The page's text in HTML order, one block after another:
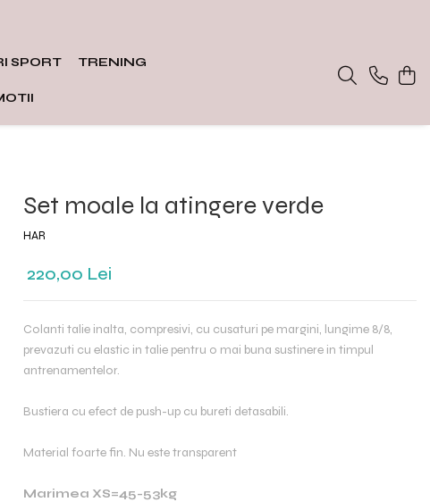
SPORT TRENING
Set moale la atingere verde
HAR
220,00 Lei
Colanti talie inalta, compresivi, cu cusaturi pe margini, lungime 8/8,
prevazuti cu elastic in talie pentru o mai buna sustinere in timpul
antrenamentelor.
Bustiera cu efect de push-up cu bureti detasabili.
Material foarte fin. Nu este transparent
Marimea XS=45-53kg